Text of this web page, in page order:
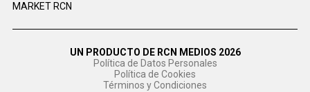
MARKET RCN
UN PRODUCTO DE RCN MEDIOS 2026
Política de Datos Personales
Política de Cookies
Términos y Condiciones